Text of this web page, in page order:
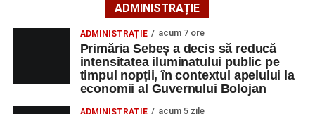
Primăria Sebeș a decis să reducă intensitatea
iluminatului public pe timpul nopții, în contextul
apelului la economii al Guvernului Bolojan
Duminică, 23 august 2026, Râpa Roșie găzduiește
cea de-a III-a ediție a concursului „CicloAventurier
de Sebeș”
ADMINISTRAȚIE
ADMINISTRAȚIE acum 7 ore
Primăria Sebeș a decis să reducă
intensitatea iluminatului public pe
timpul nopții, în contextul apelului la
economii al Guvernului Bolojan
ADMINISTRAȚIE acum 5 zile